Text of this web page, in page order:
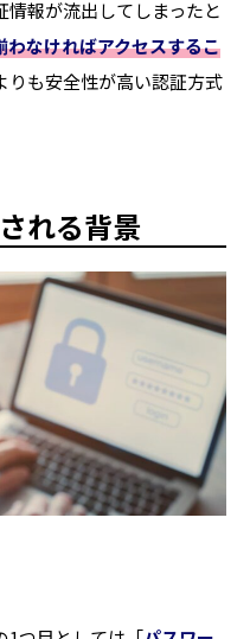
報が流出してしまったと
なければアクセスするこ
りも安全性が高い認証方式
れる背景